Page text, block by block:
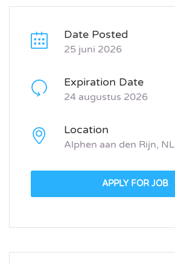
Date Posted
25 juni 2026
Expiration Date
24 augustus 2026
Location
Alphen aan den Rijn, NL
APPLY FOR JOB